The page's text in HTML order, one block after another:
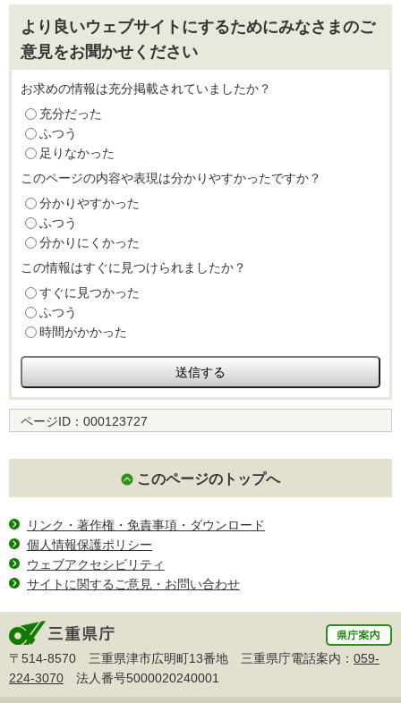
より良いウェブサイトにするためにみなさまのご
意見をお聞かせください
お求めの情報は充分掲載されていましたか？
充分だった
ふつう
足りなかった
このページの内容や表現は分かりやすかったですか？
分かりやすかった
ふつう
分かりにくかった
この情報はすぐに見つけられましたか？
すぐに見つかった
ふつう
時間がかかった
ページID： 000123727
このページのトップへ
リンク・著作権・免責事項・ダウンロード
個人情報保護ポリシー
ウェブアクセシビリティ
サイトに関するご意見・お問い合わせ
〒514-8570 三重県津市広明町13番地 三重県庁電話案内： 059-
224-3070 法人番号5000020240001